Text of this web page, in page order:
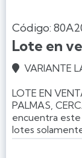
Código:
Lote en
 VARIANTE
LOTE EN
PALMAS,
encuentra este
lotes